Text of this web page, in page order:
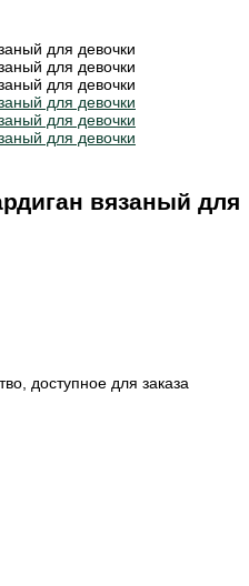
вязаный для
доступное для заказа